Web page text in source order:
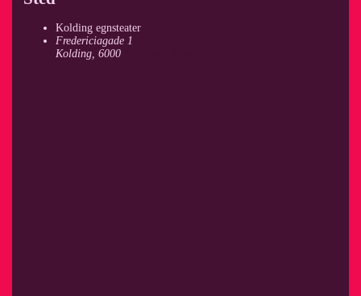
Kolding egnsteater
Fredericiagade 1
Kolding, 6000